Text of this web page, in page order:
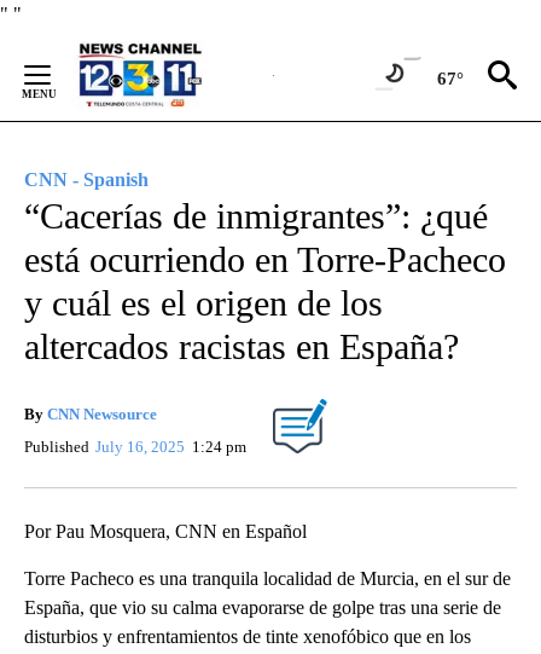
" "
Content
67°
CNN - Spanish
“Cacerías de inmigrantes”: ¿qué
está ocurriendo en Torre-Pacheco
y cuál es el origen de los
altercados racistas en España?
By CNN Newsource
Published July 16, 2025 1:24 pm
Por Pau Mosquera, CNN en Español
Torre Pacheco es una tranquila localidad de Murcia, en el sur de
España, que vio su calma evaporarse de golpe tras una serie de
disturbios y enfrentamientos de tinte xenofóbico que en los